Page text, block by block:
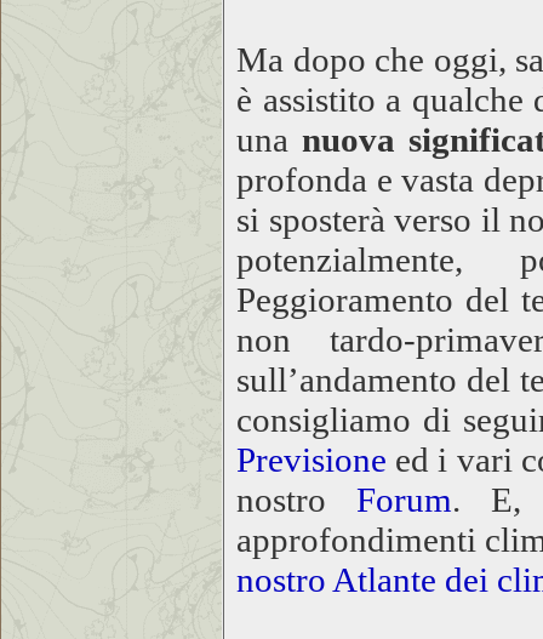
Ma dopo che oggi,
è assistito a
una nuova
profonda e vasta
si sposterà verso il
potenzialmente,
Peggioramento del
non tardo-
sull’andamento del
consigliamo di
Previsione ed i vari
nostro Forum. E,
approfondimenti
nostro Atlante dei